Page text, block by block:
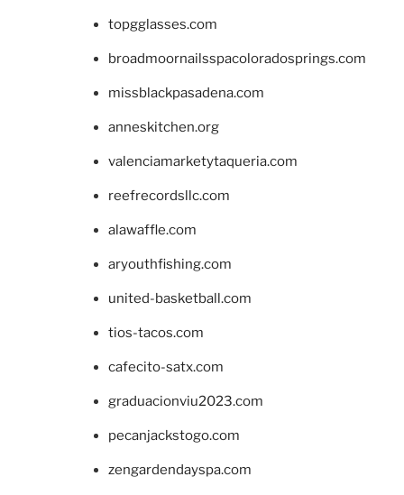
topgglasses.com
broadmoornailsspacoloradosprings.com
missblackpasadena.com
anneskitchen.org
valenciamarketytaqueria.com
reefrecordsllc.com
alawaffle.com
aryouthfishing.com
united-basketball.com
tios-tacos.com
cafecito-satx.com
graduacionviu2023.com
pecanjackstogo.com
zengardendayspa.com